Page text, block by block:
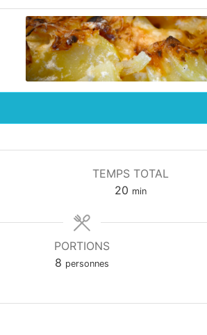
TEMPS TOTAL
20 min
PORTIONS
8 personnes